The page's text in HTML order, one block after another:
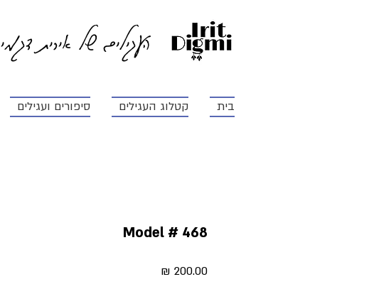
העגילים של אירית דגמי
בית קטלוג העגילים סיפורים ועגילים
Model # 468